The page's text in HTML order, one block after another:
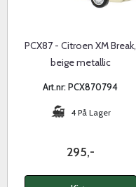
PCX87 - Citroen XM Break,
beige metallic
Art.nr: PCX870794
4 På Lager
295,-